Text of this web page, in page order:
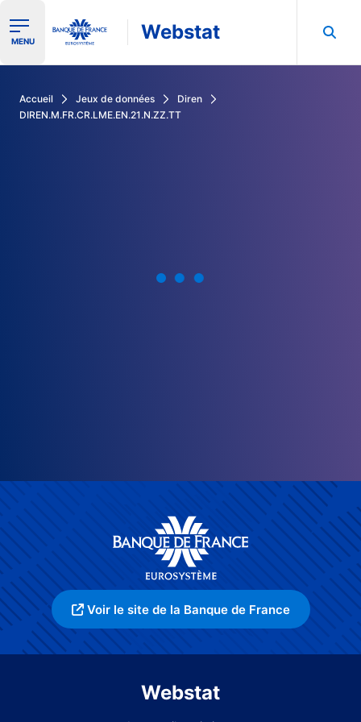
Ouvrir le menu de navigation
MENU Webstat
Accueil Jeux de données
Diren
DIREN.M.FR.CR.LME.EN.21.N.ZZ.TT
Voir le site de la Banque de France
Webstat